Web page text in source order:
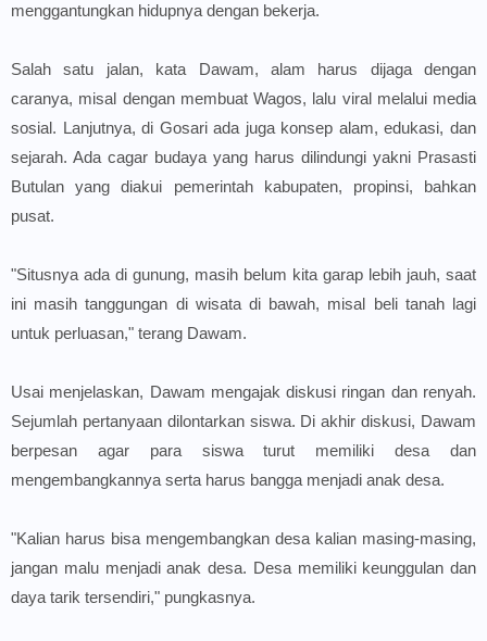
menggantungkan hidupnya dengan bekerja.
Salah satu jalan, kata Dawam, alam harus dijaga dengan
caranya, misal dengan membuat Wagos, lalu viral melalui media
sosial. Lanjutnya, di Gosari ada juga konsep alam, edukasi, dan
sejarah. Ada cagar budaya yang harus dilindungi yakni Prasasti
Butulan yang diakui pemerintah kabupaten, propinsi, bahkan
pusat.
"Situsnya ada di gunung, masih belum kita garap lebih jauh, saat
ini masih tanggungan di wisata di bawah, misal beli tanah lagi
untuk perluasan," terang Dawam.
Usai menjelaskan, Dawam mengajak diskusi ringan dan renyah.
Sejumlah pertanyaan dilontarkan siswa. Di akhir diskusi, Dawam
berpesan agar para siswa turut memiliki desa dan
mengembangkannya serta harus bangga menjadi anak desa.
"Kalian harus bisa mengembangkan desa kalian masing-masing,
jangan malu menjadi anak desa. Desa memiliki keunggulan dan
daya tarik tersendiri," pungkasnya.